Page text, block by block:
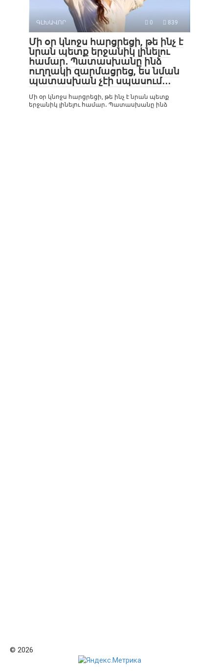
ԳԼԽԱՎՈՐ 0 839
Մի օր կնոջս հարցրեցի, թե ինչ է
նրան պետք երջանիկ լինելու
համար․ Պատասխանը ինձ
ուղղակի զարմացրեց, ես նման
պատասխան չէի սպասում․․․
Մի օր կնոջս հարցրեցի, թե ինչ է նրան պետք
երջանիկ լինելու համար․ Պատասխանը ինձ
© 2026